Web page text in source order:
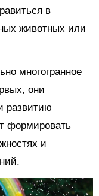
в
животных или
многогранное
они
развитию
формировать
и